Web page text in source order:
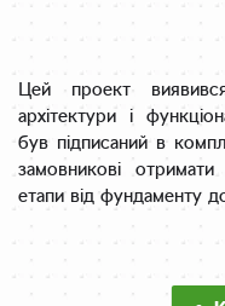
Цей проект
архітектури і
був підписаний в
замовникові
етапи від фундаменту